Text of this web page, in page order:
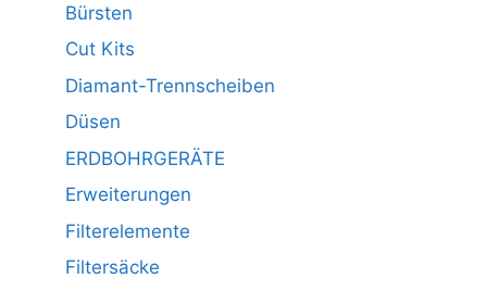
Bürsten
Cut Kits
Diamant-Trennscheiben
Düsen
ERDBOHRGERÄTE
Erweiterungen
Filterelemente
Filtersäcke